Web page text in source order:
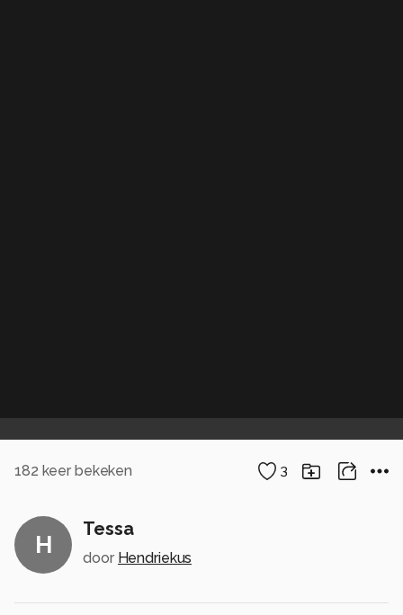
182 keer bekeken 3
H
Tessa
door Hendriekus